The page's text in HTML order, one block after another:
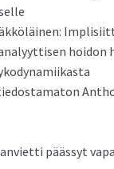
hoidon
päässyt